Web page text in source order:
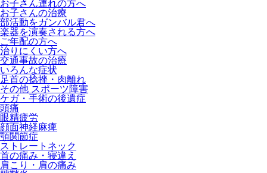
お子さん連れの方へ
お子さんの治療
部活動をガンバル君へ
楽器を演奏される方へ
ご年配の方へ
治りにくい方へ
交通事故の治療
いろんな症状
足首の捻挫・肉離れ
その他 スポーツ障害
ケガ・手術の後遺症
頭痛
眼精疲労
顔面神経麻痺
顎関節症
ストレートネック
首の痛み・寝違え
肩こり・肩の痛み